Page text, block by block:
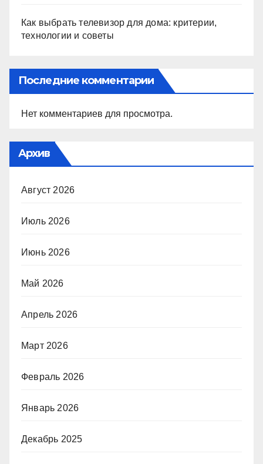
Как выбрать телевизор для дома: критерии,
технологии и советы
Последние комментарии
Нет комментариев для просмотра.
Архив
Август 2026
Июль 2026
Июнь 2026
Май 2026
Апрель 2026
Март 2026
Февраль 2026
Январь 2026
Декабрь 2025